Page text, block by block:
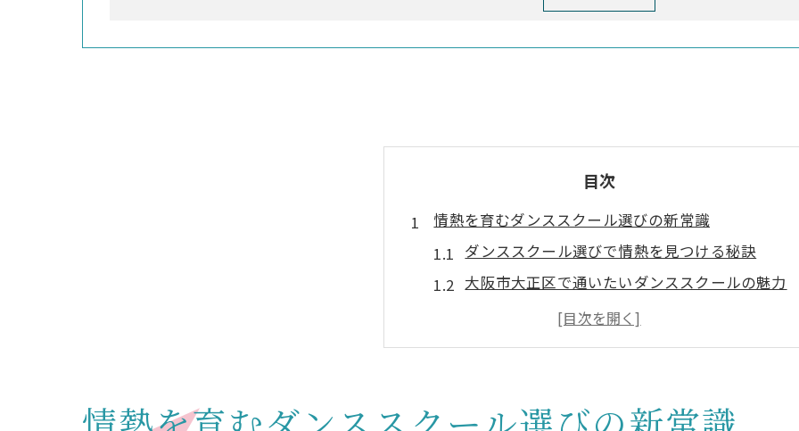
目次
情熱を育むダンススクール選びの新常識
ダンススクール選びで情熱を見つける秘訣
大阪市大正区で通いたいダンススクールの魅力
自分に合うダンススクールを見極めるポイント
初心者でも安心なダンススクールの特徴とは
自分らしさ発見へダンスで踏み出す大切さ